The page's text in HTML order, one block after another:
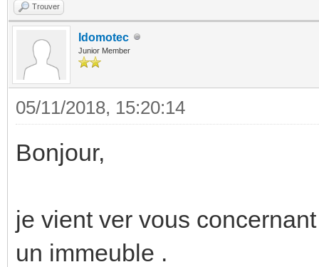
Trouver
Idomotec
Junior Member
05/11/2018, 15:20:14
Bonjour,
je vient ver vous
un immeuble .